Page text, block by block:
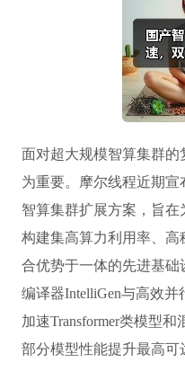
面对超大规模智算集群
为重要。摩尔线程近期
智算集群扩展方案，旨
构建集高算力利用率、
合优势于一体的先进基
编译器IntelliGen与高效并
加速Transformer类模型
部分模型性能提升最高可